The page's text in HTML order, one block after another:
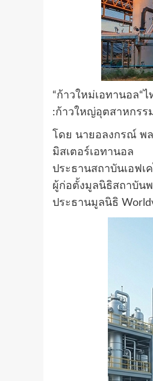
“ก้าวใหม่เอทานอล“
:ก้าวใหญ่อุตสาหกรร
โดย นายอลงกรณ์ พ
มิสเตอร์เอทานอล
ประธานสถาบันเอฟเ
ผู้ก่อตั้งมูลนิธิสถาบันพ
ประธานมูลนิธิ